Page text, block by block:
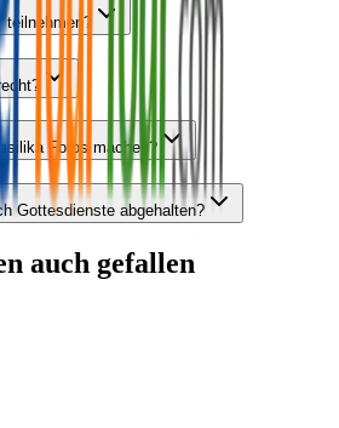
teilnehmen?
Fotos machen?
Gottesdienste abgehalten?
auch gefallen